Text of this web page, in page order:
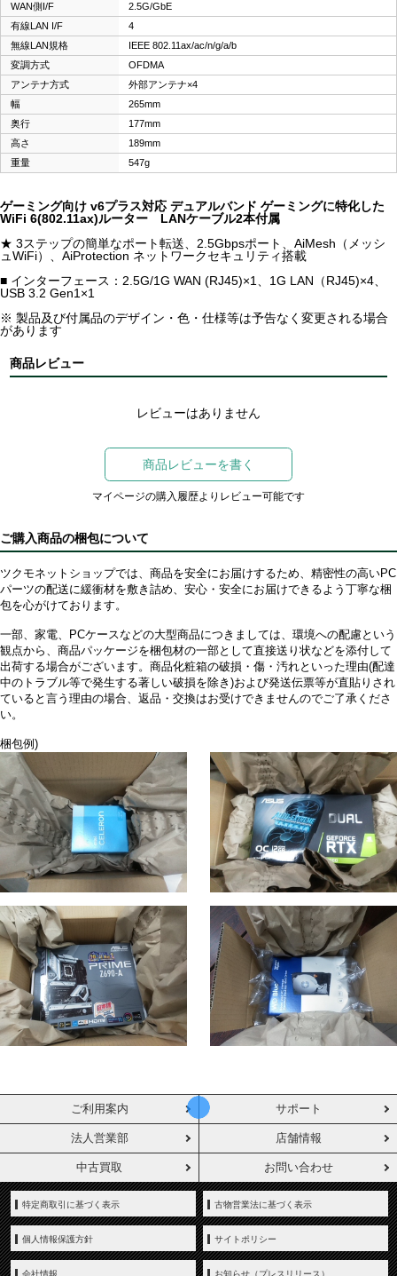
WAN側I/F
2.5G/GbE
有線LAN I/F
4
無線LAN規格
IEEE 802.11ax/ac/n/g/a/b
変調方式
OFDMA
アンテナ方式
外部アンテナ×4
幅
265mm
奥行
177mm
高さ
189mm
重量
547g
ゲーミング向け v6プラス対応 デュアルバンド ゲーミングに特化した
WiFi 6(802.11ax)ルーター LANケーブル2本付属
★ 3ステップの簡単なポート転送、2.5Gbpsポート、AiMesh（メッシ
ュWiFi）、AiProtection ネットワークセキュリティ搭載
■ インターフェース：2.5G/1G WAN (RJ45)×1、1G LAN（RJ45)×4、
USB 3.2 Gen1×1
※ 製品及び付属品のデザイン・色・仕様等は予告なく変更される場合
があります
商品レビュー
レビューはありません
商品レビューを書く
マイページの購入履歴よりレビュー可能です
ご購入商品の梱包について
ツクモネットショップでは、商品を安全にお届けするため、精密性の高いPC
パーツの配送に緩衝材を敷き詰め、安心・安全にお届けできるよう丁寧な梱
包を心がけております。
一部、家電、PCケースなどの大型商品につきましては、環境への配慮という
観点から、商品パッケージを梱包材の一部として直接送り状などを添付して
出荷する場合がございます。商品化粧箱の破損・傷・汚れといった理由(配達
中のトラブル等で発生する著しい破損を除き)および発送伝票等が直貼りされ
ていると言う理由の場合、返品・交換はお受けできませんのでご了承くださ
い。
梱包例)
ご利用案内 サポート
法人営業部 店舗情報
中古買取 お問い合わせ
特定商取引に基づく表示 古物営業法に基づく表示
個人情報保護方針 サイトポリシー
会社情報 お知らせ（プレスリリース）